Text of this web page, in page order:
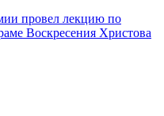
провел лекцию по
Воскресения Христова